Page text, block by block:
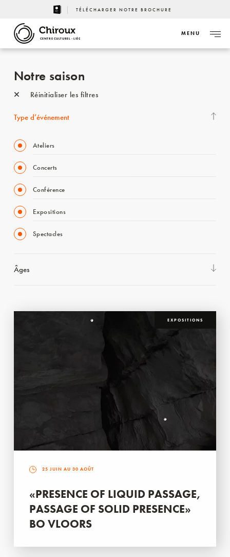
TÉLÉCHARGER NOTRE BROCHURE
CENTRE CULTUREL - LIÈGE
MENU
Notre saison
Réinitialiser les filtres
Type d’événement
Ateliers
Concerts
Conférence
Expositions
Spectacles
Âges
EXPOSITIONS
25 JUIN AU 30 AOÛT
«PRESENCE OF LIQUID PASSAGE,
PASSAGE OF SOLID PRESENCE»
BO VLOORS